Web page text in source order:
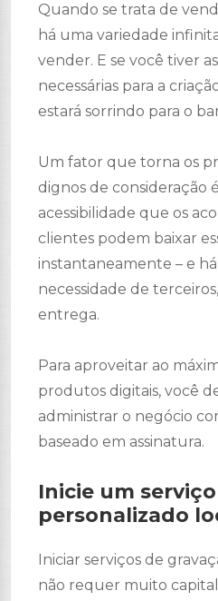
Quando se trata de
há uma variedade
vender. E se você tiver
necessárias para a
estará sorrindo para o
Um fator que torna os
dignos de consideração
acessibilidade que os
clientes podem baixar
instantaneamente – e
necessidade de
entrega.
Para aproveitar ao
produtos digitais, você
administrar o negócio
baseado em assinatura.
Inicie um
personalizado
Iniciar serviços de
não requer muito